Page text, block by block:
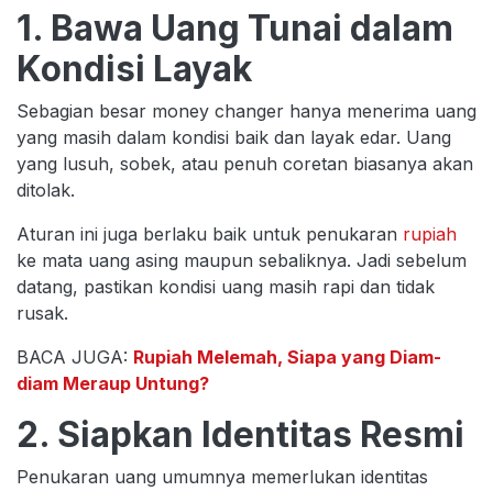
1. Bawa Uang Tunai dalam
Kondisi Layak
Sebagian besar money changer hanya menerima uang
yang masih dalam kondisi baik dan layak edar. Uang
yang lusuh, sobek, atau penuh coretan biasanya akan
ditolak.
Aturan ini juga berlaku baik untuk penukaran rupiah
ke mata uang asing maupun sebaliknya. Jadi sebelum
datang, pastikan kondisi uang masih rapi dan tidak
rusak.
BACA JUGA: Rupiah Melemah, Siapa yang Diam-
diam Meraup Untung?
2. Siapkan Identitas Resmi
Penukaran uang umumnya memerlukan identitas